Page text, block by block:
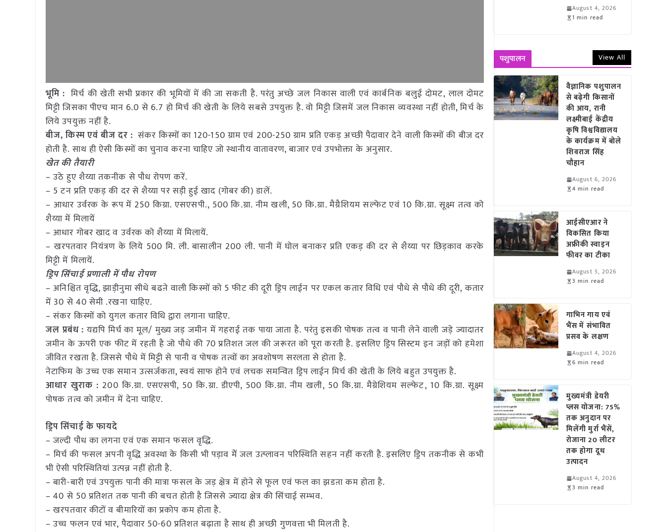
भूमि : मिर्च की खेती सभी प्रकार की भूमियों में की जा सकती है. परंतु अच्छे जल निकास वाली एवं कार्बनिक बलुई दोमट, लाल दोमट
मिट्टी जिसका पीएच मान 6.0 से 6.7 हो मिर्च की खेती के लिये सबसे उपयुक्त है. वो मिट्टी जिसमें जल निकास व्यवस्था नहीं होती, मिर्च के
लिये उपयुक्त नहीं है.
बीज, किस्म एवं बीज दर : संकर किस्मों का 120-150 ग्राम एवं 200-250 ग्राम प्रति एकड़ अच्छी पैदावार देने वाली किस्मों की बीज दर
होती है. साथ ही ऐसी किस्मों का चुनाव करना चाहिए जो स्थानीय वातावरण, बाजार एवं उपभोक्ता के अनुसार.
खेत की तैयारी
– उठे हुए शैय्या तकनीक से पौध रोपण करें.
– 5 टन प्रति एकड़ की दर से शैय्या पर सड़ी हुई खाद (गोबर की) डालें.
– आधार उर्वरक के रूप में 250 किग्रा. एसएसपी., 500 कि.ग्रा. नीम खली, 50 कि.ग्रा. मैग्रैशियम सल्फेट एवं 10 कि.ग्रा. सूक्ष्म तत्व को
शैय्या में मिलायें
– आधार गोबर खाद व उर्वरक को शैय्या में मिलायें.
– खरपतवार नियंत्रण के लिये 500 मि. ली. बासालीन 200 ली. पानी में घोल बनाकर प्रति एकड़ की दर से शैय्या पर छिड़काव करके
मिट्टी में मिलायें.
ड्रिप सिंचाई प्रणाली में पौध रोपण
– अनिश्चित वृद्धि, झाड़ीनुमा सीधे बढऩे वाली किस्मों को 5 फीट की दूरी ड्रिप लाईन पर एकल कतार विधि एवं पौधे से पौधे की दूरी, कतार
में 30 से 40 सेमी .रखना चाहिए.
– संकर किस्मों को युगल कतार विधि द्वारा लगाना चाहिए.
जल प्रबंध : यद्यपि मिर्च का मूल/ मुख्य जड़ जमीन में गहराई तक पाया जाता है. परंतु इसकी पोषक तत्व व पानी लेने वाली जड़े ज्यादातर
जमीन के ऊपरी एक फीट में रहती है जो पौधे की 70 प्रतिशत जल की जरूरत को पूरा करती है. इसलिए ड्रिप सिस्टम इन जड़ों को हमेशा
जीवित रखता है. जिससे पौधे में मिट्टी से पानी व पोषक तत्वों का अवशोषण सरलता से होता है.
नेटाफिम के उच्च एक समान उत्सर्जकता, स्वयं साफ होने एवं लचक समन्वित ड्रिप लाईन मिर्च की खेती के लिये बहुत उपयुक्त है.
आधार खुराक : 200 कि.ग्रा. एसएसपी, 50 कि.ग्रा. डीएपी, 500 कि.ग्रा. नीम खली, 50 कि.ग्रा. मैग्रेशियम सल्फेट, 10 कि.ग्रा. सूक्ष्म
पोषक तत्व को जमीन में देना चाहिए.
ड्रिप सिंचाई के फायदे
– जल्दी पौध का लगना एवं एक समान फसल वृद्धि.
– मिर्च की फसल अपनी वृद्धि अवस्था के किसी भी पड़ाव मेें जल उत्प्लावन परिस्थिति सहन नहीं करती है. इसलिए ड्रिप तकनीक से कभी
भी ऐसी परिस्थितियां उत्पन्न नहीं होती है.
– बारी-बारी एवं उपयुक्त पानी की मात्रा फसल के जड़ क्षेत्र में होने से फूल एवं फल का झडऩा कम होता है.
– 40 से 50 प्रतिशत तक पानी की बचत होती है जिससे ज्यादा क्षेत्र की सिंचाई सम्भव.
– खरपतवार कीटों व बीमारियों का प्रकोप कम होता है.
– उच्च फलन एवं भार, पैदावार 50-60 प्रतिशत बढ़ाता है साथ ही अच्छी गुणवत्ता भी मिलती है.
August 4, 2026
1 min read
पशुपालन View All
वैज्ञानिक पशुपालन
से बढ़ेगी किसानों
की आय, रानी
लक्ष्मीबाई केंद्रीय
कृषि विश्वविद्यालय
के कार्यक्रम में बोले
शिवराज सिंह
चौहान
August 6, 2026
4 min read
आईसीएआर ने
विकसित किया
अफ्रीकी स्वाइन
फीवर का टीका
August 5, 2026
3 min read
गाभिन गाय एवं
भैंस में संभावित
प्रसव के लक्षण
August 4, 2026
6 min read
मुख्यमंत्री डेयरी
प्लस योजना: 75%
तक अनुदान पर
मिलेंगी मुर्रा भैंसें,
रोजाना 20 लीटर
तक होगा दूध
उत्पादन
August 4, 2026
3 min read